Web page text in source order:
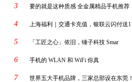
3 要的就是这种质感 全金属精品手机推荐
4 上海福利｜交通卡充值，银联云闪付送1
5 「工匠之心」依旧，锤子科技 Smar
6 手机的 WLAN 和 WiFi 你真
7 世界五大手机品牌，三家总部设在东莞！